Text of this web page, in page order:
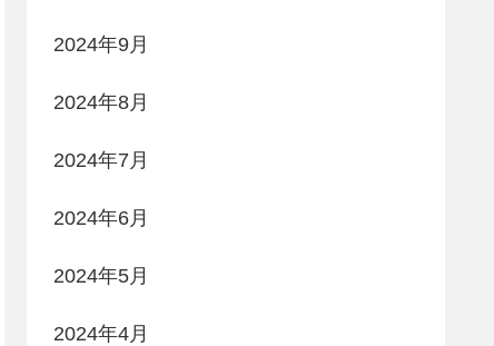
2024年9月
2024年8月
2024年7月
2024年6月
2024年5月
2024年4月